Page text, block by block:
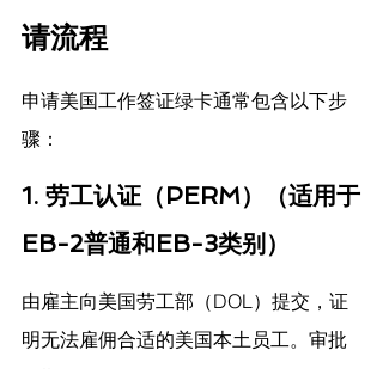
请流程
申请美国工作签证绿卡通常包含以下步
骤：
1. 劳工认证（PERM）（适用于
EB-2普通和EB-3类别）
由雇主向美国劳工部（DOL）提交，证
明无法雇佣合适的美国本土员工。审批